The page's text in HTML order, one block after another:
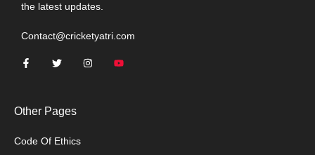
the latest updates.
Contact@cricketyatri.com
Other Pages
Code Of Ethics